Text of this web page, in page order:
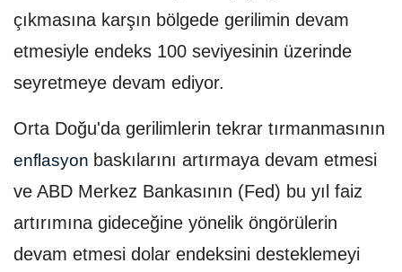
çıkmasına karşın bölgede gerilimin devam
etmesiyle endeks 100 seviyesinin üzerinde
seyretmeye devam ediyor.
Orta Doğu'da gerilimlerin tekrar tırmanmasının
enflasyon baskılarını artırmaya devam etmesi
ve ABD Merkez Bankasının (Fed) bu yıl faiz
artırımına gideceğine yönelik öngörülerin
devam etmesi dolar endeksini desteklemeyi